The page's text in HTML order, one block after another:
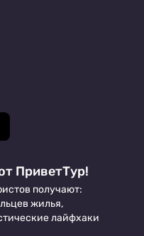
ПриветТур!
получают:
жилья,
лайфхаки